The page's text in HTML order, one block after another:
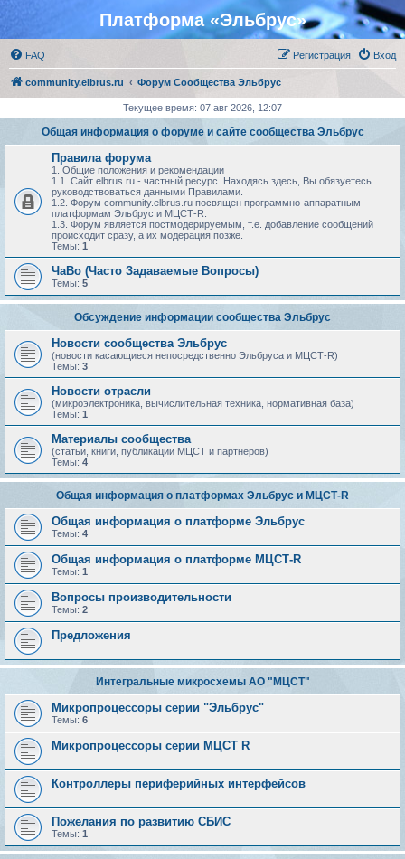
Платформа «Эльбрус»
FAQ Вход
Регистрация
community.elbrus.ru Форум Сообщества Эльбрус
Текущее время: 07 авг 2026, 12:07
Общая информация о форуме и сайте сообщества Эльбрус
Правила форума
1. Общие положения и рекомендации
1.1. Сайт elbrus.ru - частный ресурс. Находясь здесь, Вы обязуетесь
руководствоваться данными Правилами.
1.2. Форум community.elbrus.ru посвящен программно-аппаратным
платформам Эльбрус и МЦСТ-R.
1.3. Форум является постмодерируемым, т.е. добавление сообщений
происходит сразу, а их модерация позже.
Темы: 1
ЧаВо (Часто Задаваемые Вопросы)
Темы: 5
Обсуждение информации сообщества Эльбрус
Новости сообщества Эльбрус
(новости касающиеся непосредственно Эльбруса и МЦСТ-R)
Темы: 3
Новости отрасли
(микроэлектроника, вычислительная техника, нормативная база)
Темы: 1
Материалы сообщества
(статьи, книги, публикации МЦСТ и партнёров)
Темы: 4
Общая информация о платформах Эльбрус и МЦСТ-R
Общая информация о платформе Эльбрус
Темы: 4
Общая информация о платформе МЦСТ-R
Темы: 1
Вопросы производительности
Темы: 2
Предложения
Интегральные микросхемы АО "МЦСТ"
Микропроцессоры серии "Эльбрус"
Темы: 6
Микропроцессоры серии МЦСТ R
Контроллеры периферийных интерфейсов
Пожелания по развитию СБИС
Темы: 1